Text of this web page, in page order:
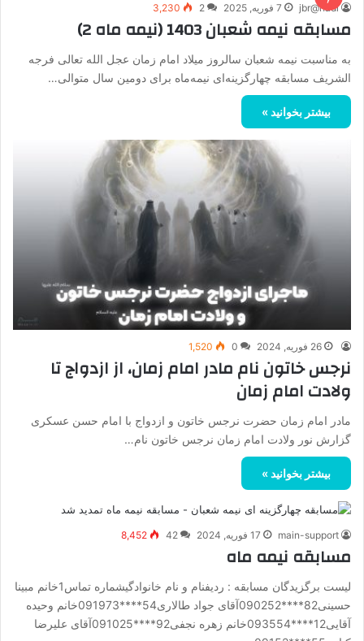
jbr@hadi 7 فوریه, 2025 2
3,230
مسابقه نیمه شعبان 1403 (نیمه ماه 2)
به مناسبت نیمه شعبان سالروز میلاد امام زمان عجل الله تعالی فرجه
الشریف مسابقه چهارگزینه‌ای نیمه‌ماه برای دومین سال متوالی…
بیشتر بخوانید »
26 فوریه, 2024 0
1,520
نرجس خاتون نام مادر امام زمان، از ازدواج تا
ولادت امام زمان
مادر امام زمان حضرت نرجس خاتون و ازدواج با امام حسن عسکری
گزارش نور ولادت امام زمان نرجس خاتون نام…
بیشتر بخوانید »
main-support 17 فوریه, 2024 42
8,452
مسابقه نیمه ماه
لیست برگزیدگان مسابقه : ردیفنام و نام خانوادگیشماره تماس1خانم مبینا
حسینی82****090252آقای جواد طالاری54****091973خانم وحیده
آقایی12****093554خانم زهره نجفی92****091025آقای علیرضا